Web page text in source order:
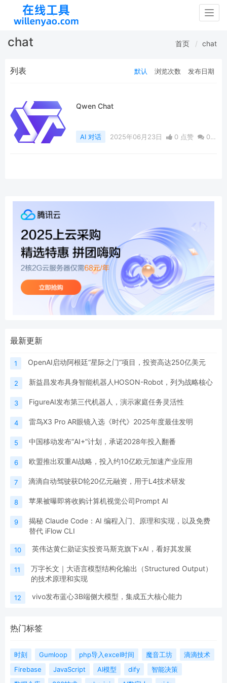
chat 首页 chat
列表 默认 浏览次数 发布日期
Qwen Chat
AI 对话 2025年06月23日 0 点赞
0
最新更新
1 OpenAI启动阿根廷“星际之门”项目，投资高达250亿美元
2 新益昌发布具身智能机器人HOSON-Robot，列为战略核心
3 FigureAI发布第三代机器人，演示家庭任务灵活性
4 雷鸟X3 Pro AR眼镜入选《时代》2025年度最佳发明
5 中国移动发布“AI+”计划，承诺2028年投入翻番
6 欧盟推出双重AI战略，投入约10亿欧元加速产业应用
7 滴滴自动驾驶获D轮20亿元融资，用于L4技术研发
8 苹果被曝即将收购计算机视觉公司Prompt AI
9
揭秘 Claude Code：AI 编程入门、原理和实现，以及免费
替代 iFlow CLI
10 英伟达黄仁勋证实投资马斯克旗下xAI，看好其发展
11
万字长文｜大语言模型结构化输出（Structured Output）
的技术原理和实现
12 vivo发布蓝心3B端侧大模型，集成五大核心能力
热门标签
时刻 Gumloop php导入excel时间 魔音工坊
滴滴技术
Firebase
JavaScript AI模型 dify
智能决策